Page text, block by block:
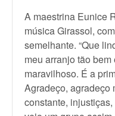
A maestrina Eunice
música Girassol,
semelhante. “Que
meu arranjo tão
maravilhoso. É a
Agradeço, agradeço
constante,